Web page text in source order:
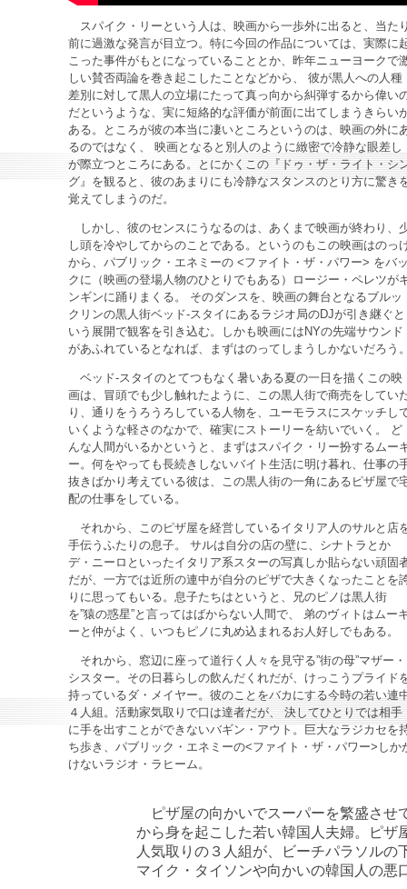
スパイク・リーという人は、映画から一歩外に出ると、当た
前に過激な発言が目立つ。特に今回の作品については、実際に
こった事件がもとになっていることとか、昨年ニューヨークで
しい賛否両論を巻き起こしたことなどから、 彼が黒人への人種
差別に対して黒人の立場にたって真っ向から糾弾するから偉い
だというような、実に短絡的な評価が前面に出てしまうきらい
ある。ところが彼の本当に凄いところというのは、映画の外に
るのではなく、 映画となると別人のように緻密で冷静な眼差し
が際立つところにある。とにかくこの『ドゥ・ザ・ライト・シ
グ』を観ると、彼のあまりにも冷静なスタンスのとり方に驚き
覚えてしまうのだ。
しかし、彼のセンスにうなるのは、あくまで映画が終わり、
し頭を冷やしてからのことである。というのもこの映画はのっ
から、パブリック・エネミーの <ファイト・ザ・パワー> をバ
クに（映画の登場人物のひとりでもある）ロージー・ペレツが
ンギンに踊りまくる。 そのダンスを、映画の舞台となるブルッ
クリンの黒人街ベッド-スタイにあるラジオ局のDJが引き継ぐと
いう展開で観客を引き込む。しかも映画にはNYの先端サウンド
があふれているとなれば、まずはのってしまうしかないだろう
ベッド-スタイのとてつもなく暑いある夏の一日を描くこの映
画は、冒頭でも少し触れたように、この黒人街で商売をしてい
り、通りをうろうろしている人物を、ユーモラスにスケッチし
いくような軽さのなかで、確実にストーリーを紡いでいく。 ど
んな人間がいるかというと、まずはスパイク・リー扮するムー
ー。何をやっても長続きしないバイト生活に明け暮れ、仕事の
抜きばかり考えている彼は、この黒人街の一角にあるピザ屋で
配の仕事をしている。
それから、このピザ屋を経営しているイタリア人のサルと店
手伝うふたりの息子。 サルは自分の店の壁に、シナトラとか
デ・ニーロといったイタリア系スターの写真しか貼らない頑固
だが、一方では近所の連中が自分のピザで大きくなったことを
りに思ってもいる。息子たちはというと、兄のピノは黒人街
を”猿の惑星”と言ってはばからない人間で、 弟のヴィトはムー
ーと仲がよく、いつもピノに丸め込まれるお人好しでもある。
それから、窓辺に座って道行く人々を見守る”街の母”マザー・
シスター。その日暮らしの飲んだくれだが、けっこうプライド
持っているダ・メイヤー。彼のことをバカにする今時の若い連
４人組。活動家気取りで口は達者だが、 決してひとりでは相手
に手を出すことができないバギン・アウト。巨大なラジカセを
ち歩き、パブリック・エネミーの<ファイト・ザ・パワー>しか
けないラジオ・ラヒーム。
ピザ屋の向かいでスーパーを繁盛させ
から身を起こした若い韓国人夫婦。ピザ
人気取りの３人組が、ビーチパラソルの
マイク・タイソンや向かいの韓国人の悪